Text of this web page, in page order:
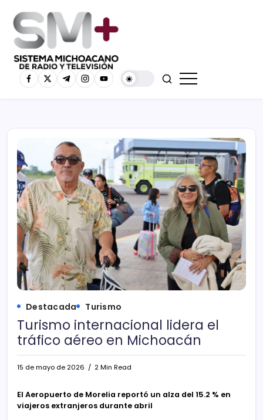
Destacada Turismo
Turismo internacional lidera el
tráfico aéreo en Michoacán
15 de mayo de 2026 2 Min Read
El Aeropuerto de Morelia reportó un alza del 15.2 % en
viajeros extranjeros durante abril